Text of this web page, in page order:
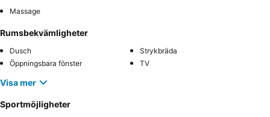
Massage
Rumsbekvämligheter
Dusch
Strykbräda
Öppningsbara fönster
TV
Visa mer
Sportmöjligheter